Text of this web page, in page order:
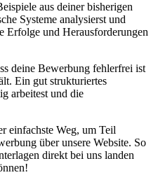
aus deiner bisherigen
Systeme analysierst und
Erfolge und Herausforderungen
deine Bewerbung fehlerfrei ist
Ein gut strukturiertes
arbeitest und die
einfachste Weg, um Teil
über unsere Website. So
direkt bei uns landen